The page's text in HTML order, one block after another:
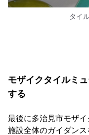
タイ
モザイクタイルミ
する
最後に多治見市モザイ
施設全体のガイダン